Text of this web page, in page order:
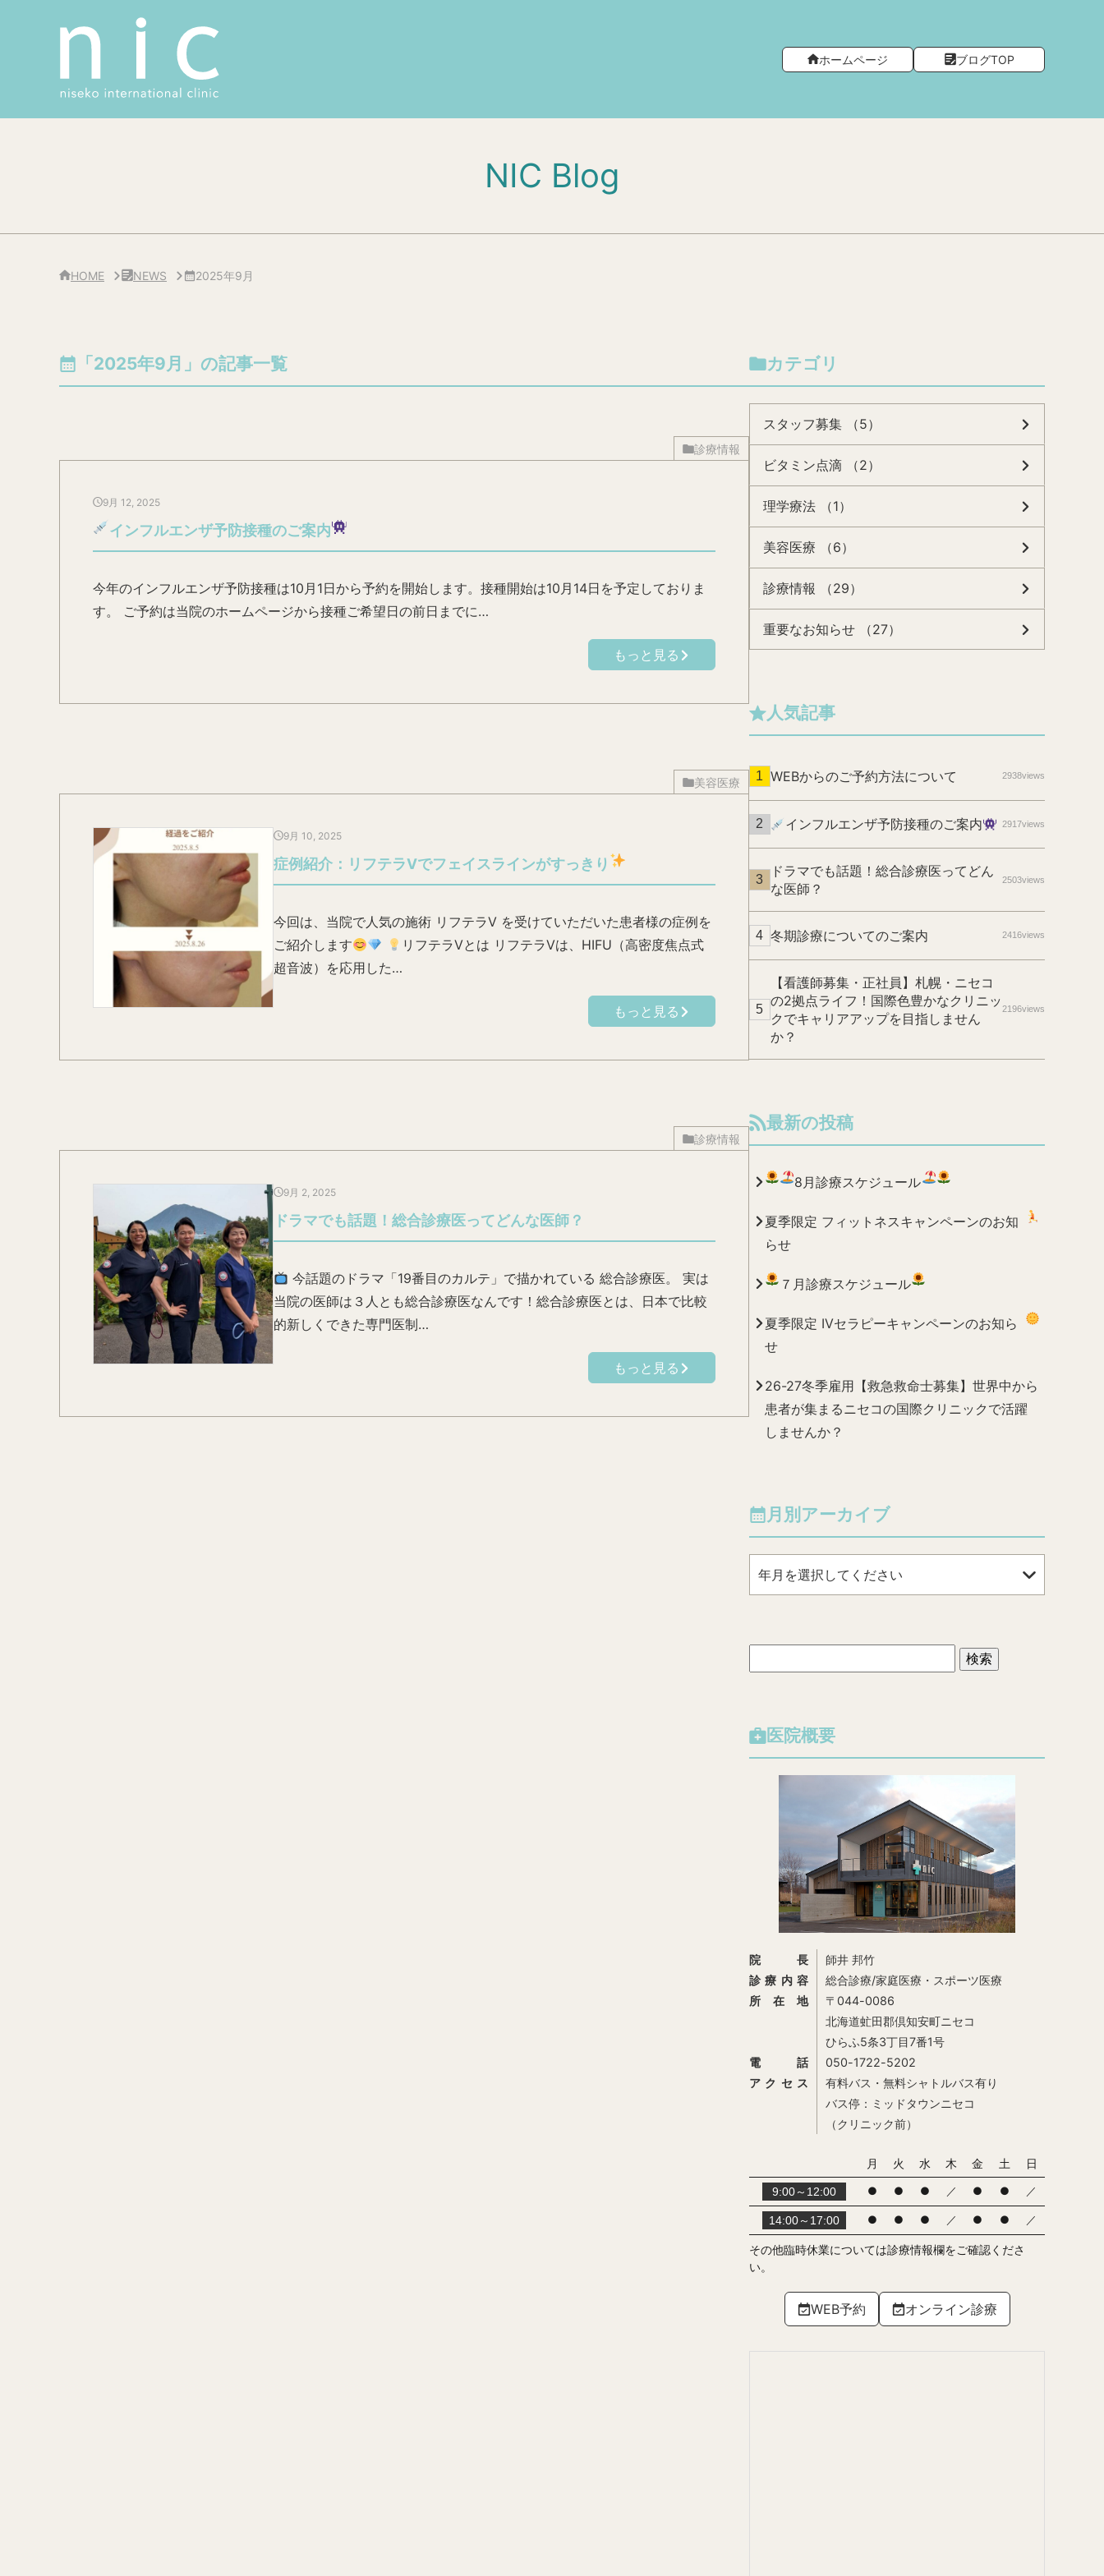
ホームページ ブログTOP
NIC Blog
HOME NEWS 2025年9月
「2025年9月」の記事一覧
診療情報
9月 12, 2025
インフルエンザ予防接種のご案内
今年のインフルエンザ予防接種は10月1日から予約を開始します。接種開始は10月14日を予定しておりま
す。 ご予約は当院のホームページから接種ご希望日の前日までに…
もっと見る
美容医療
9月 10, 2025
症例紹介：リフテラVでフェイスラインがすっきり
今回は、当院で人気の施術 リフテラV を受けていただいた患者様の症例を
ご紹介します
リフテラVとは リフテラVは、HIFU（高密度焦点式
超音波）を応用した…
もっと見る
診療情報
9月 2, 2025
ドラマでも話題！総合診療医ってどんな医師？
今話題のドラマ「19番目のカルテ」で描かれている 総合診療医。 実は
当院の医師は３人とも総合診療医なんです！総合診療医とは、日本で比較
的新しくできた専門医制…
もっと見る
カテゴリ
スタッフ募集 （5）
ビタミン点滴 （2）
理学療法 （1）
美容医療 （6）
診療情報 （29）
重要なお知らせ （27）
人気記事
WEBからのご予約方法について 2938views
インフルエンザ予防接種のご案内 2917views
ドラマでも話題！総合診療医ってどん
な医師？
2503views
冬期診療についてのご案内 2416views
【看護師募集・正社員】札幌・ニセコ
の2拠点ライフ！国際色豊かなクリニッ
クでキャリアアップを目指しません
か？
2196views
最新の投稿
8月診療スケジュール
夏季限定 フィットネスキャンペーンのお知
らせ
７月診療スケジュール
夏季限定 IVセラピーキャンペーンのお知ら
せ
26-27冬季雇用【救急救命士募集】世界中から
患者が集まるニセコの国際クリニックで活躍
しませんか？
月別アーカイブ
年月を選択してください
索
医院概要
院長
師井 邦竹
診療内容
総合診療/家庭医療・スポーツ医療
所在地
〒044-0086
北海道虻田郡倶知安町ニセコ
ひらふ5条3丁目7番1号
電話
050-1722-5202
アクセス
有料バス・無料シャトルバス有り
バス停：ミッドタウンニセコ
（クリニック前）
その他臨時休業については診療情報欄をご確認くださ
い。
月 火 水 木 金 土 日
9:00～12:00 ● ● ● ／ ● ● ／
14:00～17:00 ● ● ● ／ ● ● ／
WEB予約 オンライン診療